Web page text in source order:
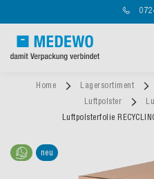
Home Lagersortiment
Luftpolster
Luftpolsterfolie
neu